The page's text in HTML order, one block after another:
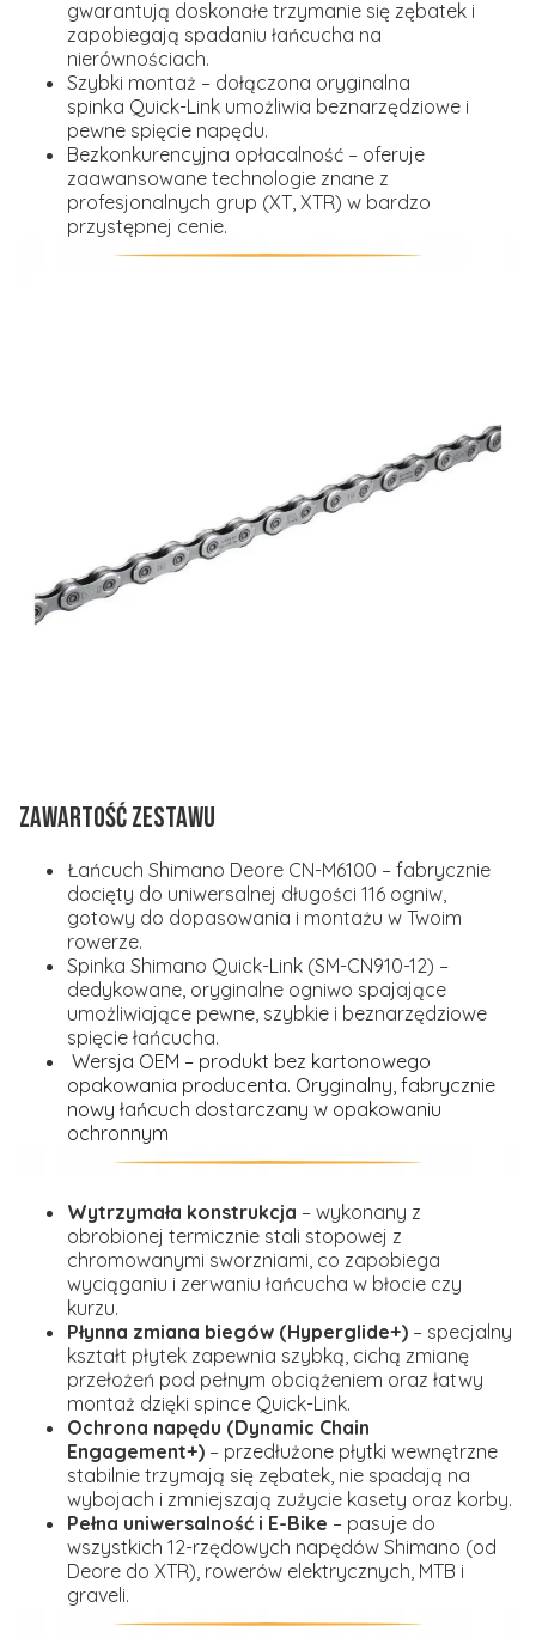
gwarantują doskonałe trzymanie się zębatek i
zapobiegają spadaniu łańcucha na
nierównościach.
Szybki montaż – dołączona oryginalna
spinka Quick-Link umożliwia beznarzędziowe i
pewne spięcie napędu.
Bezkonkurencyjna opłacalność – oferuje
zaawansowane technologie znane z
profesjonalnych grup (XT, XTR) w bardzo
przystępnej cenie.
ZAWARTOŚĆ ZESTAWU
Łańcuch Shimano Deore CN-M6100 – fabrycznie
docięty do uniwersalnej długości 116 ogniw,
gotowy do dopasowania i montażu w Twoim
rowerze.
Spinka Shimano Quick-Link (SM-CN910-12) –
dedykowane, oryginalne ogniwo spajające
umożliwiające pewne, szybkie i beznarzędziowe
spięcie łańcucha.
Wersja OEM – produkt bez kartonowego
opakowania producenta. Oryginalny, fabrycznie
nowy łańcuch dostarczany w opakowaniu
ochronnym
Wytrzymała konstrukcja – wykonany z
obrobionej termicznie stali stopowej z
chromowanymi sworzniami, co zapobiega
wyciąganiu i zerwaniu łańcucha w błocie czy
kurzu.
Płynna zmiana biegów (Hyperglide+) – specjalny
kształt płytek zapewnia szybką, cichą zmianę
przełożeń pod pełnym obciążeniem oraz łatwy
montaż dzięki spince Quick-Link.
Ochrona napędu (Dynamic Chain
Engagement+) – przedłużone płytki wewnętrzne
stabilnie trzymają się zębatek, nie spadają na
wybojach i zmniejszają zużycie kasety oraz korby.
Pełna uniwersalność i E-Bike – pasuje do
wszystkich 12-rzędowych napędów Shimano (od
Deore do XTR), rowerów elektrycznych, MTB i
graveli.